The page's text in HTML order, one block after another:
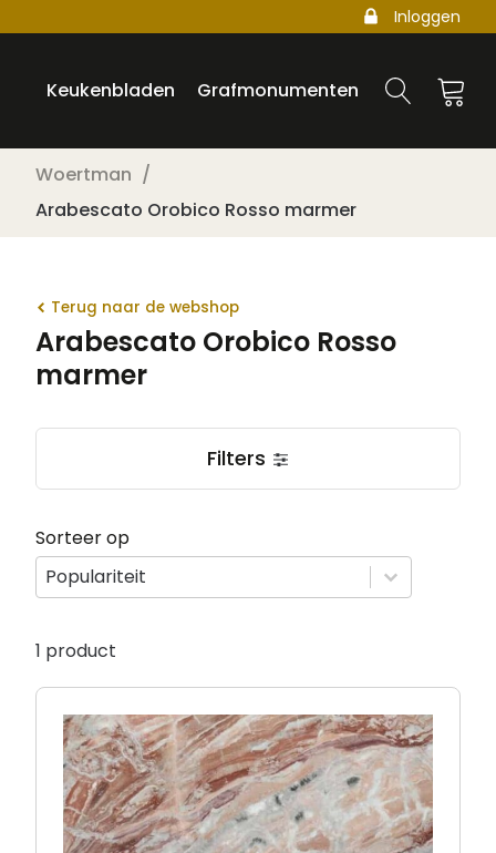
Inloggen
Keukenbladen Grafmonumenten
Woertman
Arabescato Orobico Rosso marmer
Terug naar de webshop
Arabescato Orobico Rosso
marmer
Filters
1 product
Sorteer op
Sorteer op
Sorteer op
Populariteit
Sorteer op